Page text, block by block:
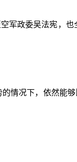
军政委吴法宪，也
情况下，依然能够